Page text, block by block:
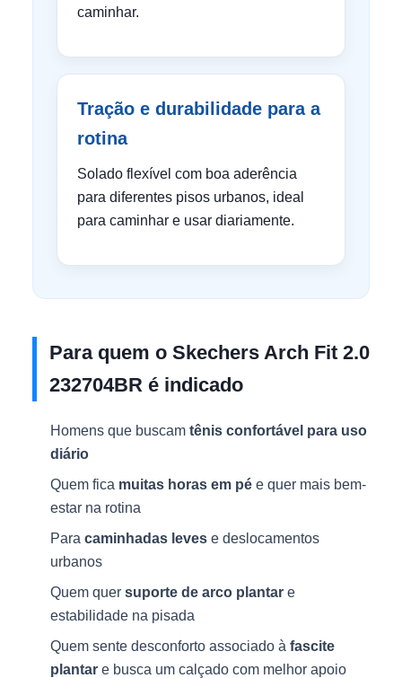
caminhar.
Tração e durabilidade para a
rotina
Solado flexível com boa aderência
para diferentes pisos urbanos, ideal
para caminhar e usar diariamente.
Para quem o Skechers Arch Fit 2.0
232704BR é indicado
Homens que buscam tênis confortável para uso
diário
Quem fica muitas horas em pé e quer mais bem-
estar na rotina
Para caminhadas leves e deslocamentos
urbanos
Quem quer suporte de arco plantar e
estabilidade na pisada
Quem sente desconforto associado à fascite
plantar e busca um calçado com melhor apoio